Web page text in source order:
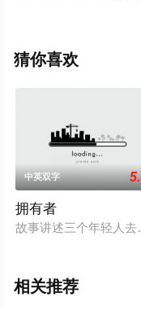
·奥尔特曼,维克多·威
丽叶·阿布妮,大卫·莫
电影、电视猫或剧情
猜你喜欢
中英双字
拥有者
故事讲述三个年轻人
相关推荐